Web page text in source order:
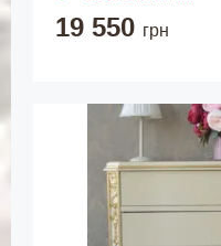
19 550 грн